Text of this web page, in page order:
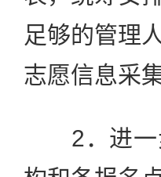
足够的管理
志愿信息采
2．进一